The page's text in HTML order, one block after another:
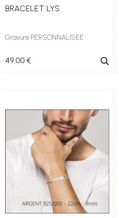
BRACELET LYS
Gravure PERSONNALISEE
49.00 €